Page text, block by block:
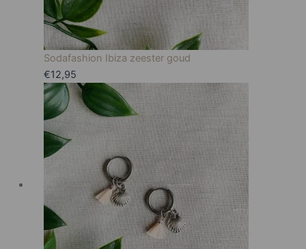
Sodafashion Ibiza zeester goud
€12,95